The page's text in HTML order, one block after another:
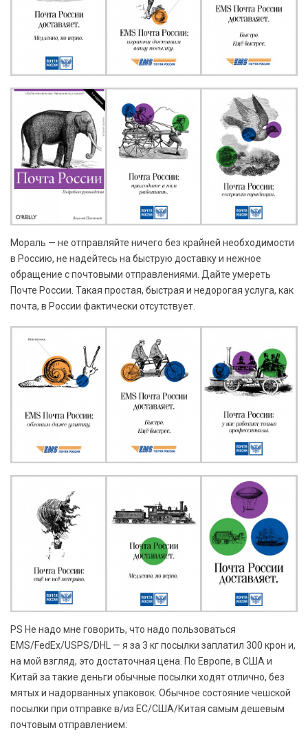
Мораль — не отправляйте ничего без крайней необходимости
в Россию, не надейтесь на быструю доставку и нежное
обращение с почтовыми отправлениями. Дайте умереть
Почте России. Такая простая, быстрая и недорогая услуга, как
почта, в России фактически отсутствует.
PS Не надо мне говорить, что надо пользоваться
EMS/FedEx/USPS/DHL — я за 3 кг посылки заплатил 300 крон и,
на мой взгляд, это достаточная цена. По Европе, в США и
Китай за такие деньги обычные посылки ходят отлично, без
мятых и надорванных упаковок. Обычное состояние чешской
посылки при отправке в/из ЕС/США/Китая самым дешевым
почтовым отправлением: